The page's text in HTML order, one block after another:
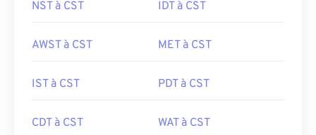
NST à CST IDT à CST
AWST à CST MET à CST
IST à CST PDT à CST
CDT à CST WAT à CST